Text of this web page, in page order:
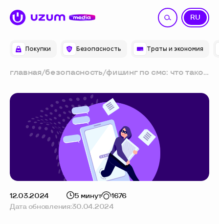
Покупки Безопасность Траты и экономия
RU
UZ
главная/безопасность/фишинг по смс: что такое
защититься
12.03.2024 5 минут
1676
Дата обновления:30.04.2024